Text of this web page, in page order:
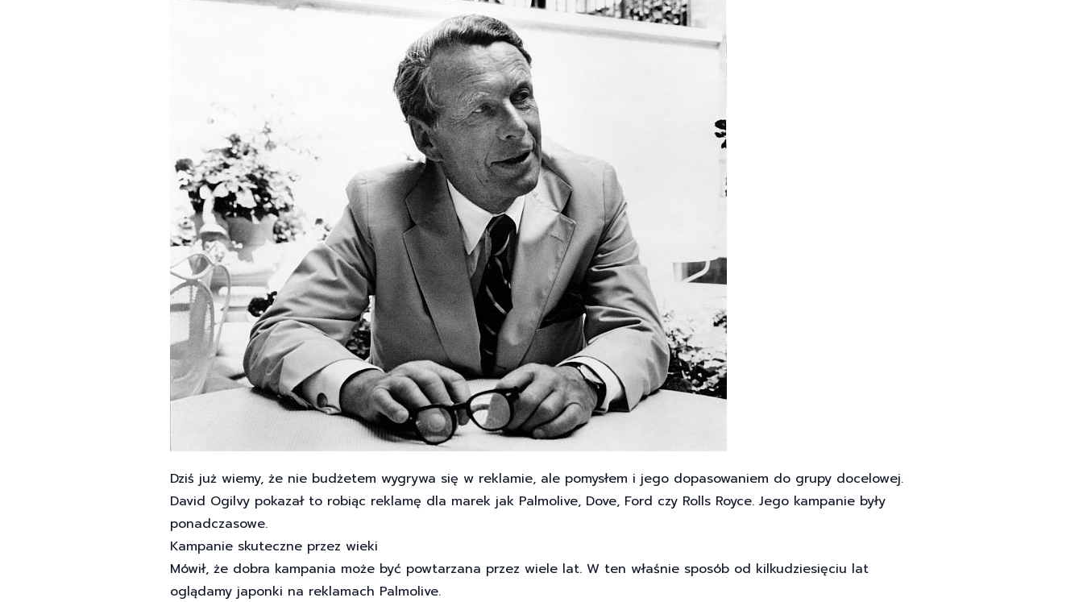
Dziś już wiemy, że nie budżetem wygrywa się w reklamie, ale pomysłem i jego dopasowaniem do grupy docelowej.
David Ogilvy pokazał to robiąc reklamę dla marek jak Palmolive, Dove, Ford czy Rolls Royce. Jego kampanie były
ponadczasowe.
Kampanie skuteczne przez wieki
Mówił, że dobra kampania może być powtarzana przez wiele lat. W ten właśnie sposób od kilkudziesięciu lat
oglądamy japonki na reklamach Palmolive.